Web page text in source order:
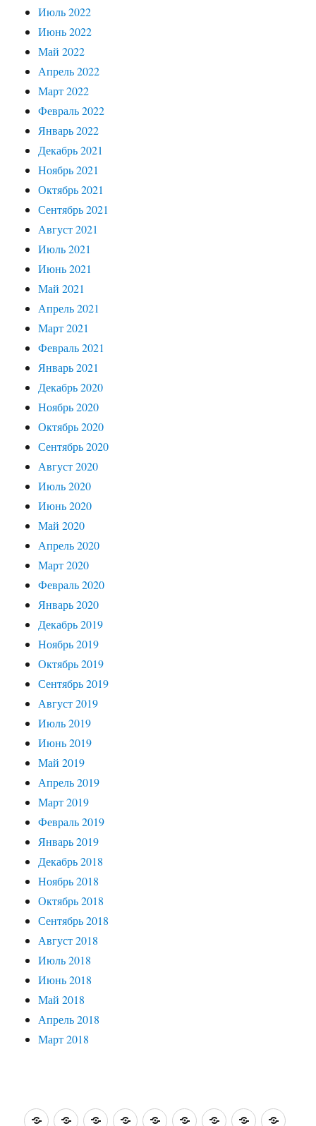
Июль 2022
Июнь 2022
Май 2022
Апрель 2022
Март 2022
Февраль 2022
Январь 2022
Декабрь 2021
Ноябрь 2021
Октябрь 2021
Сентябрь 2021
Август 2021
Июль 2021
Июнь 2021
Май 2021
Апрель 2021
Март 2021
Февраль 2021
Январь 2021
Декабрь 2020
Ноябрь 2020
Октябрь 2020
Сентябрь 2020
Август 2020
Июль 2020
Июнь 2020
Май 2020
Апрель 2020
Март 2020
Февраль 2020
Январь 2020
Декабрь 2019
Ноябрь 2019
Октябрь 2019
Сентябрь 2019
Август 2019
Июль 2019
Июнь 2019
Май 2019
Апрель 2019
Март 2019
Февраль 2019
Январь 2019
Декабрь 2018
Ноябрь 2018
Октябрь 2018
Сентябрь 2018
Август 2018
Июль 2018
Июнь 2018
Май 2018
Апрель 2018
Март 2018
О ЖитейскиеИнтересныеПутешествия
СвятыеЗарубежные
Кино,На